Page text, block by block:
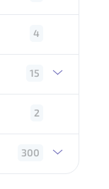
4
15
2
300